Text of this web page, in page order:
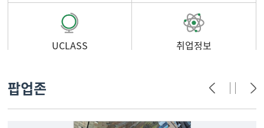
UCLASS 취업정보
팝업존